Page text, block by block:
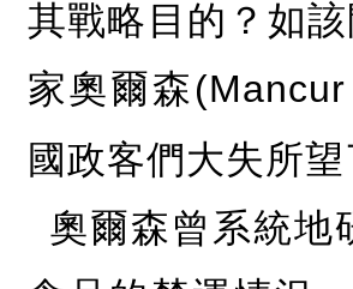
其戰略目的？如
家奧爾森
國政客們大失所
奧爾森曾系統地